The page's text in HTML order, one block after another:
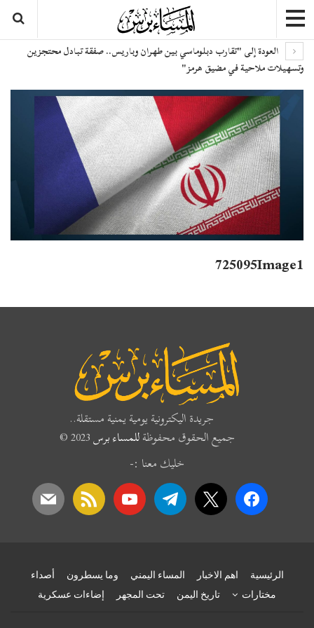
العودة إلى "تقارب دبلوماسي بين طهران وباريس.. صفقة تبادل محتجزين
وتسهيلات ملاحية في مضيق هرمز"
725095Image1
جريدة اليكترونية يومية يمنية مستقلة..
جميع الحقوق محفوظةللمساء برس
خليك معنا :-
facebook
x
telegram
youtube
rss
mail
الرئيسية اهم الاخبار المساء اليمني وما يسطرون
أصداء
مختارات
تاريخ اليمن تحت المجهر إضاءات عسكرية